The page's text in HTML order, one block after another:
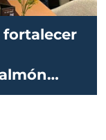
fortalecer